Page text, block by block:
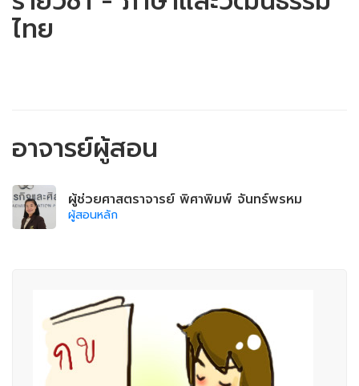
ไทย
อาจารย์ผู้สอน
ผู้ช่วยศาสตราจารย์ พิศาพิมพ์ จันทร์พรหม
ผู้สอนหลัก